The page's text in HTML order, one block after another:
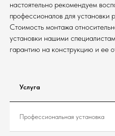
настоятельно рекомендуем
профессионалов для установки
Стоимость монтажа
установки нашими
гарантию на конструкцию и ее
Услуга
Профессиональная установка